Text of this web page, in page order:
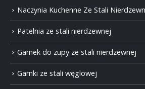
Naczynia Kuchenne Ze Stali
Patelnia ze stali nierdzewnej
Garnek do zupy ze stali nierdzewnej
Garnki ze stali węglowej